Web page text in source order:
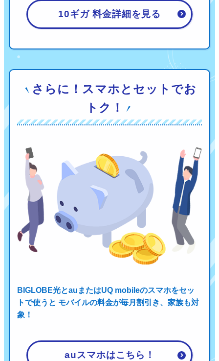
10ギガ 料金詳細を見る
さらに！スマホとセットでお
トク！
BIGLOBE光とauまたはUQ mobileのスマホをセッ
トで使うと モバイルの料金が毎月割引き、家族も対
象！
auスマホはこちら！